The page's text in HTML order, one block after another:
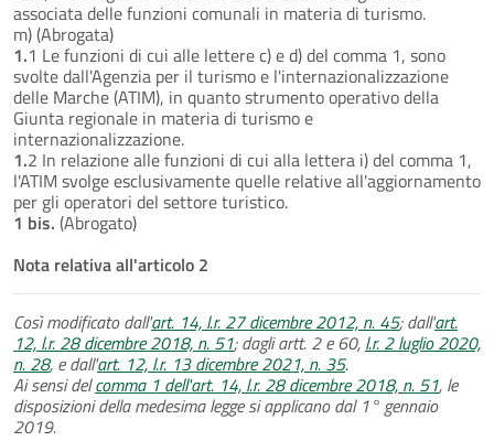
associata delle funzioni comunali in materia di turismo.
m) (Abrogata)
1.1 Le funzioni di cui alle lettere c) e d) del comma 1, sono
svolte dall'Agenzia per il turismo e l'internazionalizzazione
delle Marche (ATIM), in quanto strumento operativo della
Giunta regionale in materia di turismo e
internazionalizzazione.
1.2 In relazione alle funzioni di cui alla lettera i) del comma 1,
l'ATIM svolge esclusivamente quelle relative all'aggiornamento
per gli operatori del settore turistico.
1 bis. (Abrogato)
Nota relativa all'articolo 2
Così modificato dall'art. 14, l.r. 27 dicembre 2012, n. 45; dall'art.
12, l.r. 28 dicembre 2018, n. 51; dagli artt. 2 e 60, l.r. 2 luglio 2020,
n. 28, e dall'art. 12, l.r. 13 dicembre 2021, n. 35.
Ai sensi delcomma 1 dell'art. 14, l.r. 28 dicembre 2018, n. 51, le
disposizioni della medesima legge si applicano dal 1° gennaio
2019.